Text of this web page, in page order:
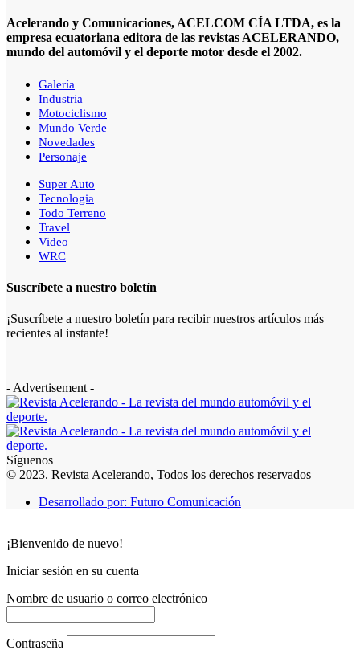
Acelerando y Comunicaciones, ACELCOM CÍA LTDA, es la
empresa ecuatoriana editora de las revistas ACELERANDO,
mundo del automóvil y el deporte motor desde el 2002.
Galería
Industria
Motociclismo
Mundo Verde
Novedades
Personaje
Super Auto
Tecnologia
Todo Terreno
Travel
Video
WRC
Suscríbete a nuestro boletín
¡Suscríbete a nuestro boletín para recibir nuestros artículos más
recientes al instante!
- Advertisement -
Síguenos
© 2023. Revista Acelerando, Todos los derechos reservados
Desarrollado por: Futuro Comunicación
¡Bienvenido de nuevo!
Iniciar sesión en su cuenta
Nombre de usuario o correo electrónico
Contraseña